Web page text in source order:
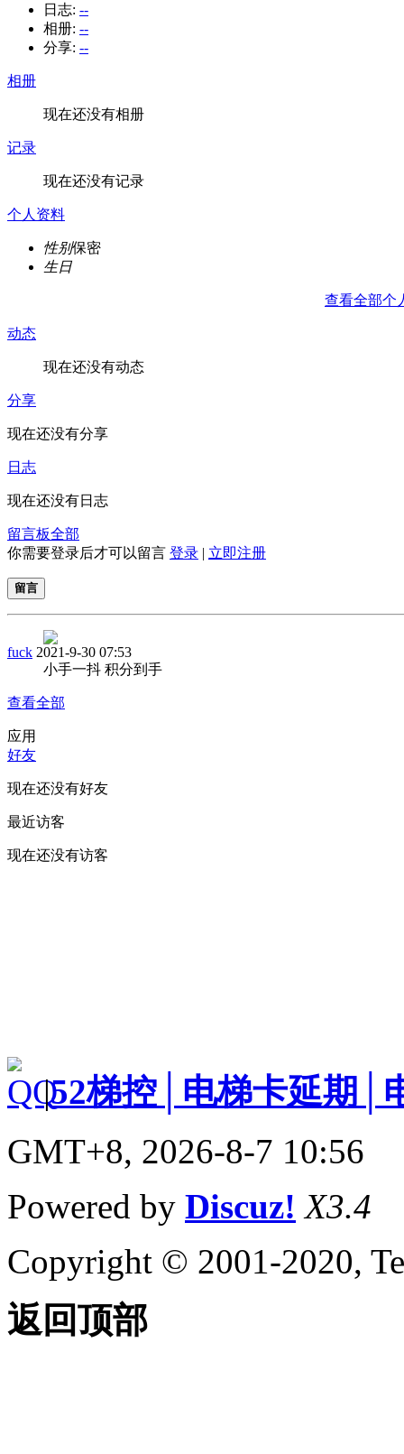
日志: --
相册: --
分享: --
相册
现在还没有相册
记录
现在还没有记录
个人资料
性别保密
生日
查看全部个
动态
现在还没有动态
分享
现在还没有分享
日志
现在还没有日志
留言板全部
你需要登录后才可以留言 登录 | 立即注册
留言
fuck 2021-9-30 07:53
小手一抖 积分到手
查看全部
应用
好友
现在还没有好友
最近访客
现在还没有访客
|52梯控│电梯卡延期│
GMT+8, 2026-8-7 10:56
Powered by Discuz! X3.4
Copyright © 2001-2020,
返回顶部